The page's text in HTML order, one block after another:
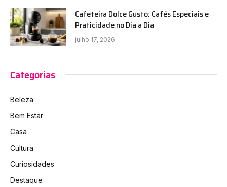
Cafeteira Dolce Gusto: Cafés Especiais e
Praticidade no Dia a Dia
julho 17, 2026
Categorias
Beleza
Bem Estar
Casa
Cultura
Curiosidades
Destaque